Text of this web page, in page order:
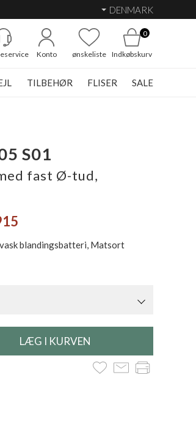
DENMARK
Konto ønskeliste
0
Indkøbskurv
TILBEHØR FLISER SALE
S01
fast Ø-tud,
blandingsbatteri, Matsort